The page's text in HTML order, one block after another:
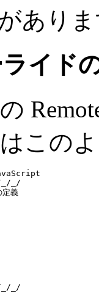
あり
イド
この
_/
義
_/